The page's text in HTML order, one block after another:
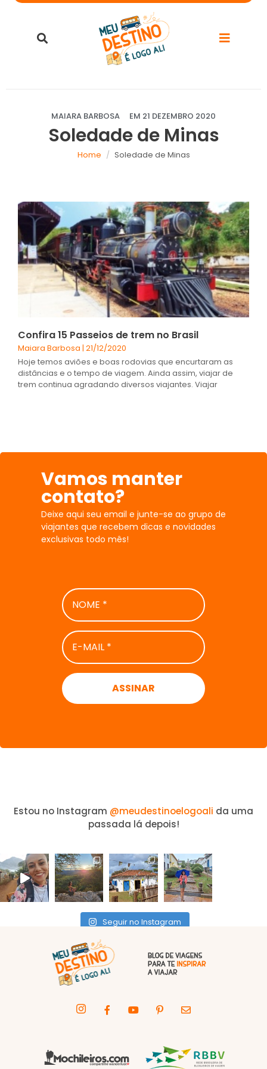
MAIARA BARBOSA EM 21 DEZEMBRO 2020
Soledade de Minas
Home Soledade de Minas
Confira 15 Passeios de trem no Brasil
Maiara Barbosa 21/12/2020
Hoje temos aviões e boas rodovias que encurtaram as
distâncias e o tempo de viagem. Ainda assim, viajar de
trem continua agradando diversos viajantes. Viajar
Vamos manter
contato?
Deixe aqui seu email e junte-se ao grupo de
viajantes que recebem dicas e novidades
exclusivas todo mês!
NOME
*
E-
MAIL
*
Estou no Instagram @meudestinoelogoali da uma
passada lá depois!
Seguir no Instagram